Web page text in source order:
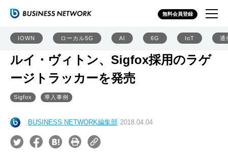
無料会員登録
IOWN ローカル5G AI 6G IoT 通
ルイ・ヴィトン、Sigfox採用のラゲ
ージトラッカーを発売
Sigfox 導入事例
BUSINESS NETWORK編集部 2018.04.04